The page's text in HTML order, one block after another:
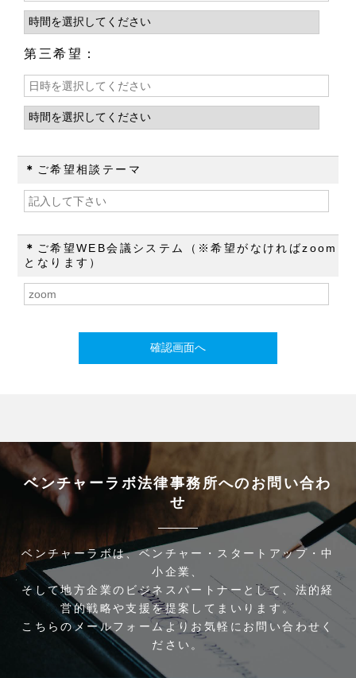
第三希望：
＊ ご希望相談テーマ
＊ ご希望WEB会議システム（※希望がなければzoom
となります）
ベンチャーラボ法律事務所へのお問い合わ
せ
ベンチャーラボは、ベンチャー・スタートアップ・中
小企業、
そして地方企業のビジネスパートナーとして、法的経
営的戦略や支援を提案してまいります。
こちらのメールフォームよりお気軽にお問い合わせく
ださい。